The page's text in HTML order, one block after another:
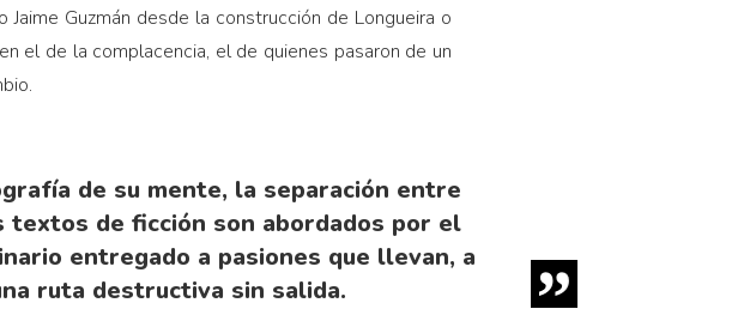
Guzmán desde la construcción de Longueira o
el de la complacencia, el de quienes pasaron de un
de su mente, la separación entre
de ficción son abordados por el
entregado a pasiones que llevan, a
ruta destructiva sin salida.